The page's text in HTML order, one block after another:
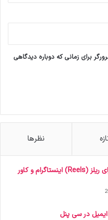
برای زمانی که دوباره دیدگاهی
نظرها
بهترین سایز برای ریلز (Reels) اینستاگرام و کاور
در سی پنل